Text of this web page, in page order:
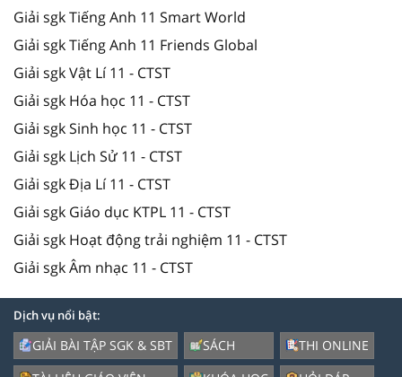
Giải sgk Tiếng Anh 11 Smart World
Giải sgk Tiếng Anh 11 Friends Global
Giải sgk Vật Lí 11 - CTST
Giải sgk Hóa học 11 - CTST
Giải sgk Sinh học 11 - CTST
Giải sgk Lịch Sử 11 - CTST
Giải sgk Địa Lí 11 - CTST
Giải sgk Giáo dục KTPL 11 - CTST
Giải sgk Hoạt động trải nghiệm 11 - CTST
Giải sgk Âm nhạc 11 - CTST
Dịch vụ nổi bật:
GIẢI BÀI TẬP SGK & SBT
SÁCH
THI ONLINE